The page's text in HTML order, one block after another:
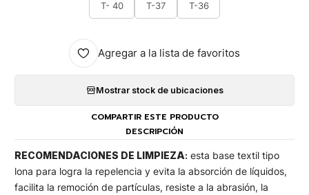
T- 40
T-37 T-36
Agregar a la lista de favoritos
Mostrar stock de ubicaciones
COMPARTIR ESTE PRODUCTO
DESCRIPCIÓN
RECOMENDACIONES DE LIMPIEZA: esta base textil tipo
lona para logra la repelencia y evita la absorción de líquidos,
facilita la remoción de partículas, resiste a la abrasión, la